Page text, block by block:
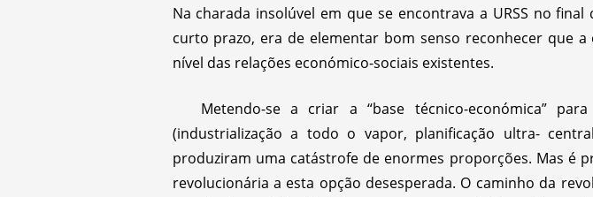
Na charada insolúvel em que se encontrava a URSS no
curto prazo, era de elementar bom senso reconhecer que
nível das relações económico-sociais existentes.
Metendo-se a criar a “base técnico-económica”
(industrialização a todo o vapor, planificação ultra-
produziram uma catástrofe de enormes proporções. Mas é
revolucionária a esta opção desesperada. O caminho da